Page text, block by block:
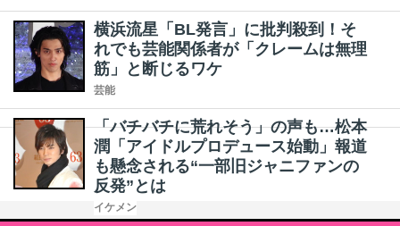
横浜流星「BL発言」に批判殺到！そ
れでも芸能関係者が「クレームは無理
筋」と断じるワケ
芸能
「バチバチに荒れそう」の声も…松本
潤「アイドルプロデュース始動」報道
も懸念される“一部旧ジャニファンの
反発”とは
イケメン